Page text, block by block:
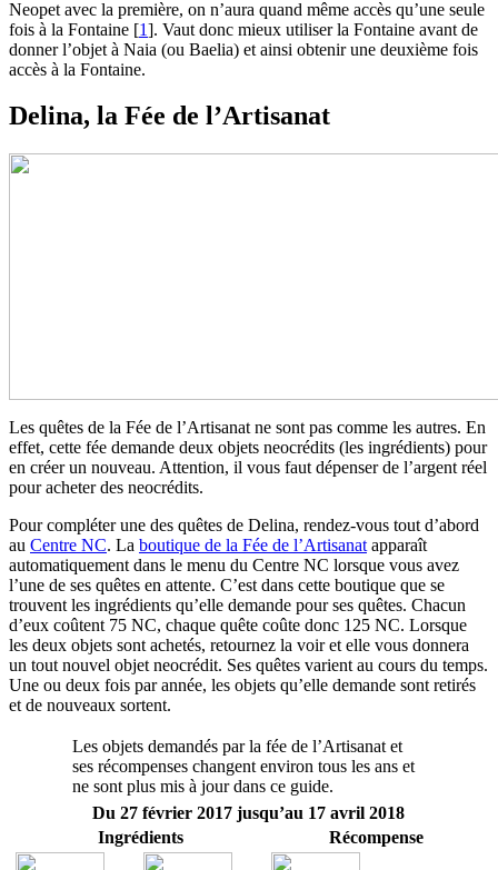
Neopet avec la première, on n’aura quand même accès qu’une seule
fois à la Fontaine [1]. Vaut donc mieux utiliser la Fontaine avant de
donner l’objet à Naia (ou Baelia) et ainsi obtenir une deuxième fois
accès à la Fontaine.
Delina, la Fée de l’Artisanat
Les quêtes de la Fée de l’Artisanat ne sont pas comme les autres. En
effet, cette fée demande deux objets neocrédits (les ingrédients) pour
en créer un nouveau. Attention, il vous faut dépenser de l’argent réel
pour acheter des neocrédits.
Pour compléter une des quêtes de Delina, rendez-vous tout d’abord
au Centre NC. La boutique de la Fée de l’Artisanat apparaît
automatiquement dans le menu du Centre NC lorsque vous avez
l’une de ses quêtes en attente. C’est dans cette boutique que se
trouvent les ingrédients qu’elle demande pour ses quêtes. Chacun
d’eux coûtent 75 NC, chaque quête coûte donc 125 NC. Lorsque
les deux objets sont achetés, retournez la voir et elle vous donnera
un tout nouvel objet neocrédit. Ses quêtes varient au cours du temps.
Une ou deux fois par année, les objets qu’elle demande sont retirés
et de nouveaux sortent.
Les objets demandés par la fée de l’Artisanat et
ses récompenses changent environ tous les ans et
ne sont plus mis à jour dans ce guide.
Du 27 février 2017 jusqu’au 17 avril 2018
Ingrédients
Récompense